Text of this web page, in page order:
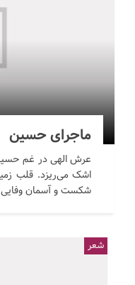
ماجرای حسین
عرش الهی در غم
اشک می‌ریزد. قلب
شکست و آسمان وفایی
شعر